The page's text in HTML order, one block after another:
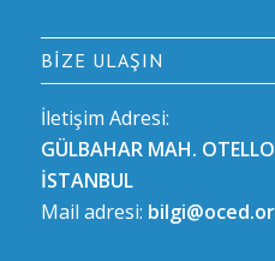
BIZE ULAŞIN
İletişim Adresi:
GÜLBAHAR MAH.
İSTANBUL
Mail adresi: